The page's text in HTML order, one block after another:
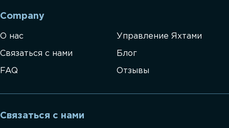
Company
О нас Управление Яхтами
Связаться с нами Блог
FAQ Отзывы
Связаться с нами